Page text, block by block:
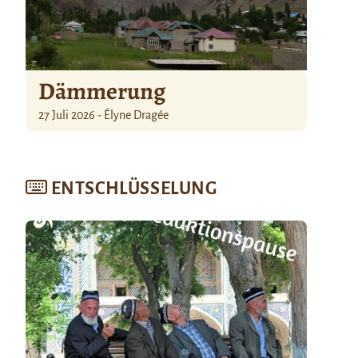
Dämmerung
27 Juli 2026 - Élyne Dragée
ENTSCHLÜSSELUNG